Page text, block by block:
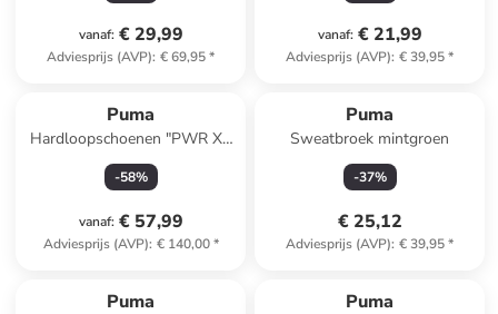
vanaf: € 29,99
Adviesprijs (AVP): € 69,95*
vanaf: € 21,99
Adviesprijs (AVP): € 39,95*
Puma
Hardloopschoenen "PWR XX
Nitro Luxe"
zwart/lichtblauw/wit
-58%
vanaf: € 57,99
Adviesprijs (AVP): € 140,00*
Puma
Sweatbroek mintgroen
-37%
€ 25,12
Adviesprijs (AVP): € 39,95*
Puma Puma